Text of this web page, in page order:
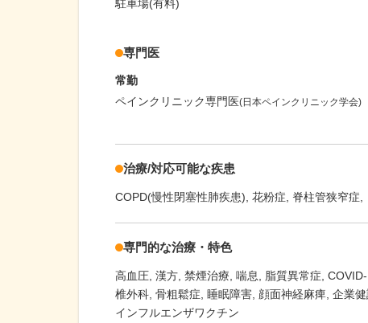
駐車場(有料)
専門医
常勤
ペインクリニック専門医(日本ペインクリニック学会)
治療/対応可能な疾患
COPD(慢性閉塞性肺疾患) 花粉症 脊柱管狭窄症
専門的な治療・特色
高血圧 漢方 禁煙治療 喘息 脂質異常症
椎外科 骨粗鬆症 睡眠障害 顔面神経麻痺 企業
インフルエンザワクチン